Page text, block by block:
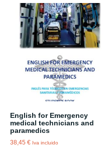
English for Emergency
medical technicians and
paramedics
38,45 € Iva incluido